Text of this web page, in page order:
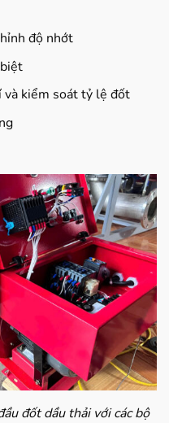
độ nhớt
và kiểm soát tỷ lệ đốt
đốt dầu thải với các bộ